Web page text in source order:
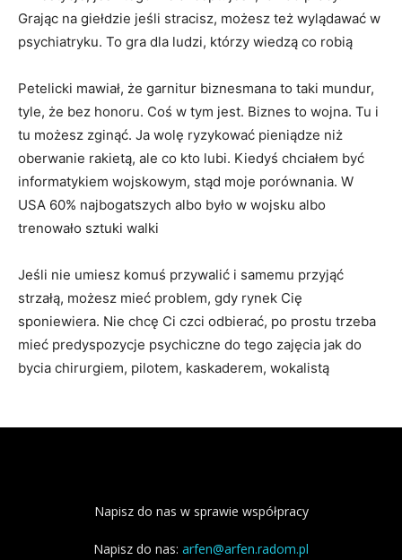
Grając na giełdzie jeśli stracisz, możesz też wylądawać w
psychiatryku. To gra dla ludzi, którzy wiedzą co robią
Petelicki mawiał, że garnitur biznesmana to taki mundur,
tyle, że bez honoru. Coś w tym jest. Biznes to wojna. Tu i
tu możesz zginąć. Ja wolę ryzykować pieniądze niż
oberwanie rakietą, ale co kto lubi. Kiedyś chciałem być
informatykiem wojskowym, stąd moje porównania. W
USA 60% najbogatszych albo było w wojsku albo
trenowało sztuki walki
Jeśli nie umiesz komuś przywalić i samemu przyjąć
strzałą, możesz mieć problem, gdy rynek Cię
sponiewiera. Nie chcę Ci czci odbierać, po prostu trzeba
mieć predyspozycje psychiczne do tego zajęcia jak do
bycia chirurgiem, pilotem, kaskaderem, wokalistą
Napisz do nas w sprawie współpracy
Napisz do nas: arfen@arfen.radom.pl